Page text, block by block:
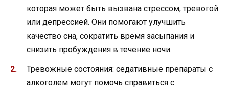
которая может быть вызвана стрессом, тревогой
или депрессией. Они помогают улучшить
качество сна, сократить время засыпания и
снизить пробуждения в течение ночи.
Тревожные состояния: седативные препараты с
алкоголем могут помочь справиться с